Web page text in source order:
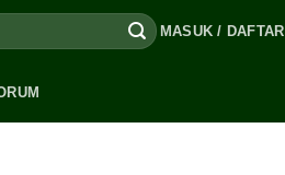
MASUK / DAFTAR